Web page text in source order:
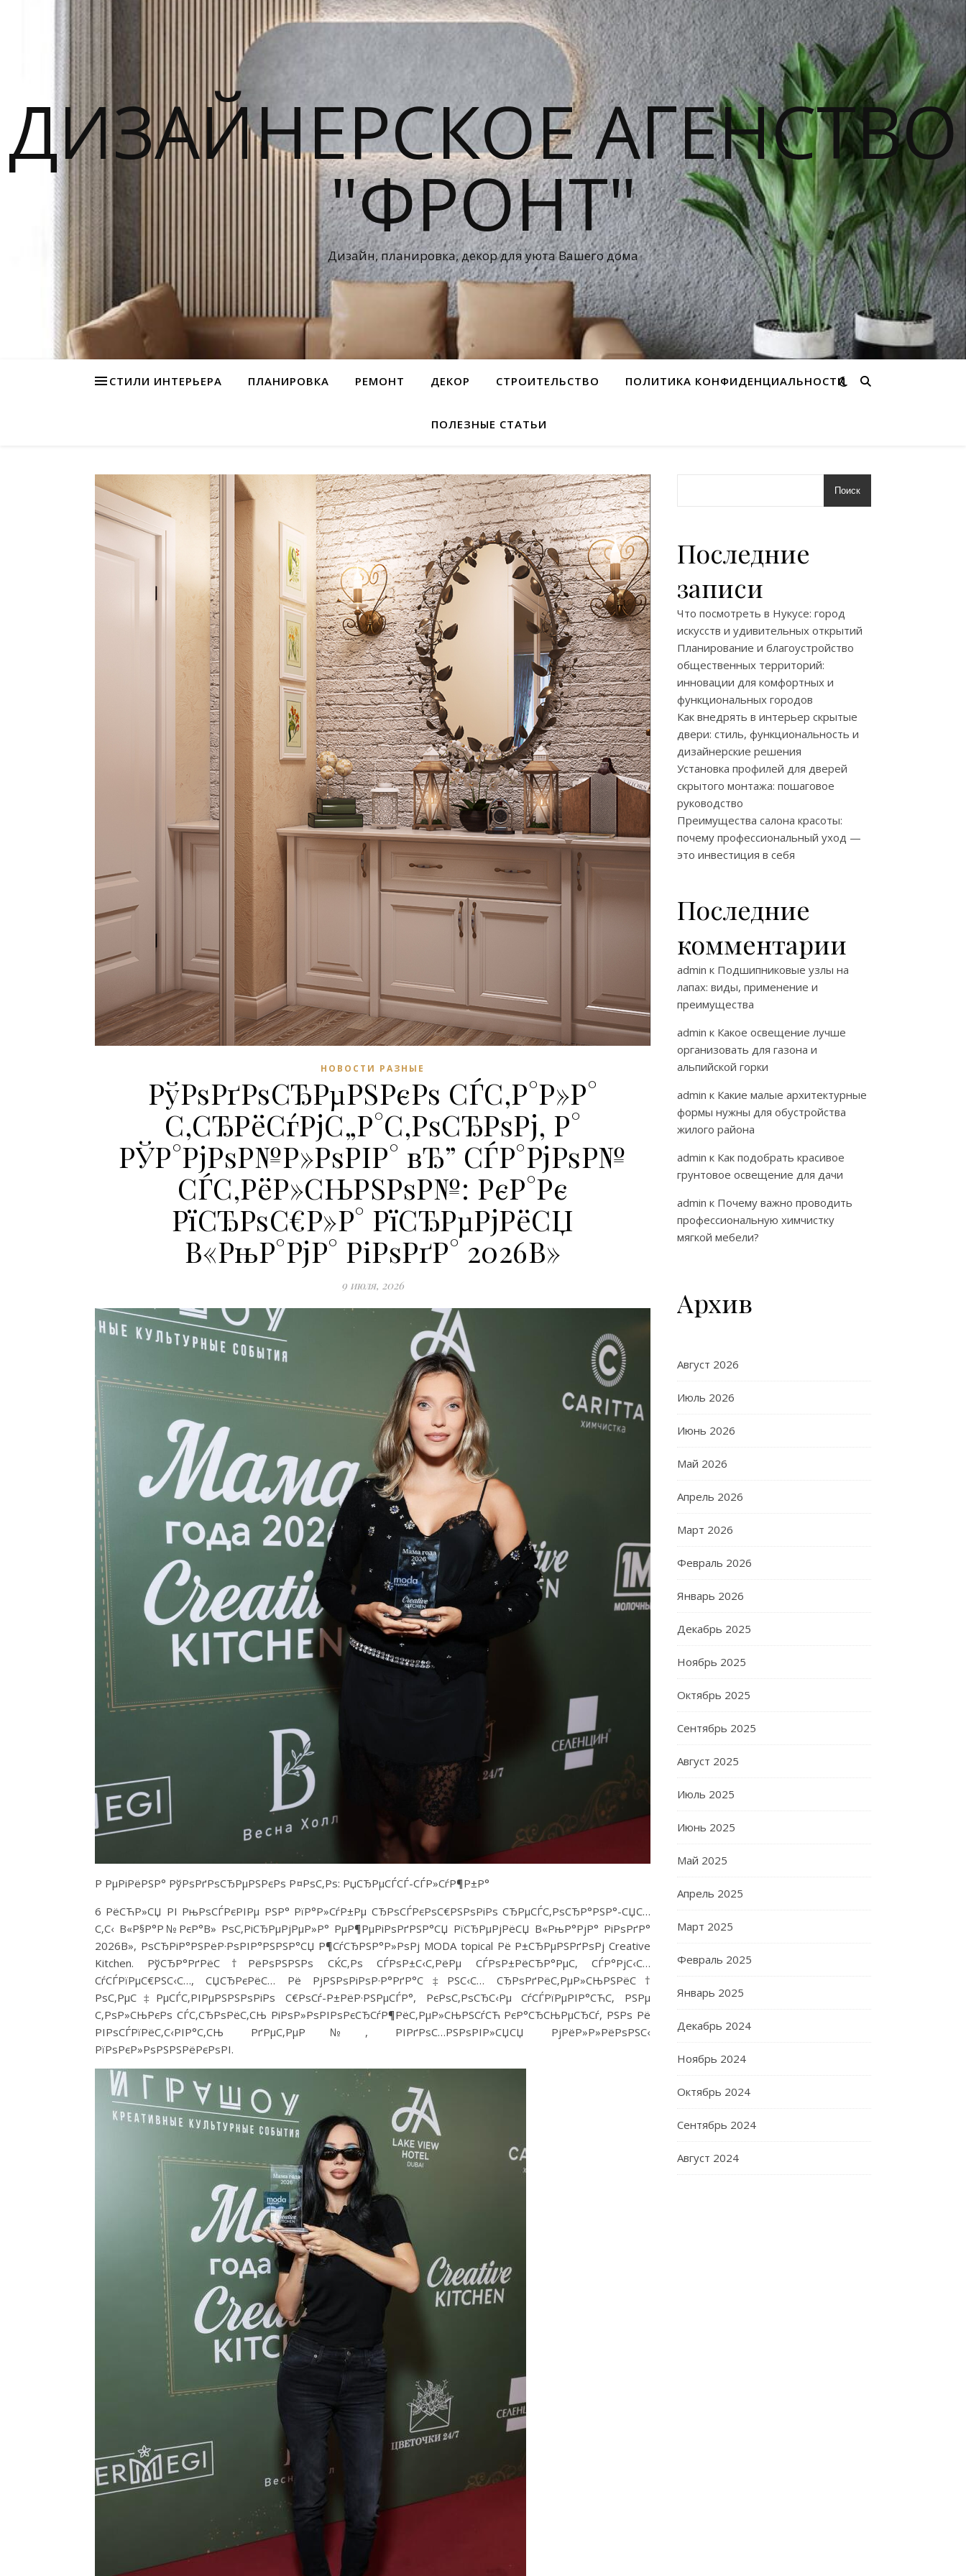
ДИЗАЙНЕРСКОЕ АГЕНСТВО
"ФРОНТ"
Дизайн, планировка, декор для уюта Вашего дома
СТИЛИ ИНТЕРЬЕРА ПЛАНИРОВКА РЕМОНТ ДЕКОР СТРОИТЕЛЬСТВО ПОЛИТИКА КОНФИДЕНЦИАЛЬНОСТИ
ПОЛЕЗНЫЕ СТАТЬИ
НОВОСТИ РАЗНЫЕ
РўРѕРґРѕСЂРµРЅРєРѕ СЃС‚Р°Р»Р°
С‚СЂРёСѓРјС„Р°С‚РѕСЂРѕРј, Р°
РЎР°РјРѕР№Р»РѕРІР° вЂ” СЃР°РјРѕР№
СЃС‚РёР»СЊРЅРѕР№: РєР°Рє
РїСЂРѕС€Р»Р° РїСЂРµРјРёСЏ
В«РњР°РјР° РіРѕРґР° 2026В»
9 июля, 2026
Р РµРіРёРЅР° РўРѕРґРѕСЂРµРЅРєРѕ Р¤РѕС‚Рѕ: РџСЂРµСЃСЃ-СЃР»СѓР¶Р±Р°
6 РёСЋР»СЏ РІ РњРѕСЃРєРІРµ РЅР° РїР°Р»СѓР±Рµ СЂРѕСЃРєРѕС€РЅРѕРіРѕ СЂРµСЃС‚РѕСЂР°РЅР°-СЏС…
С‚С‹ В«Р§Р°Р№РєР°В» РѕС‚РіСЂРµРјРµР»Р° РµР¶РµРіРѕРґРЅР°СЏ РїСЂРµРјРёСЏ В«РњР°РјР° РіРѕРґР°
2026В», РѕСЂРіР°РЅРёР·РѕРІР°РЅРЅР°СЏ Р¶СѓСЂРЅР°Р»РѕРј MODA topical Рё Р±СЂРµРЅРґРѕРј Creative
Kitchen. РўСЂР°РґРёС†РёРѕРЅРЅРѕ СЌС‚Рѕ СЃРѕР±С‹С‚РёРµ СЃРѕР±РёСЂР°РµС‚ СЃР°РјС‹С…
СѓСЃРїРµС€РЅС‹С…, СЏСЂРєРёС… Рё РјРЅРѕРіРѕР·Р°РґР°С‡РЅС‹С… СЂРѕРґРёС‚РµР»СЊРЅРёС†
РѕС‚РµС‡РµСЃС‚РІРµРЅРЅРѕРіРѕ С€РѕСѓ-Р±РёР·РЅРµСЃР°, РєРѕС‚РѕСЂС‹Рµ СѓСЃРїРµРІР°СЋС‚ РЅРµ
С‚РѕР»СЊРєРѕ СЃС‚СЂРѕРёС‚СЊ РіРѕР»РѕРІРѕРєСЂСѓР¶РёС‚РµР»СЊРЅСѓСЋ РєР°СЂСЊРµСЂСѓ, РЅРѕ Рё
РІРѕСЃРїРёС‚С‹РІР°С‚СЊ РґРµС‚РµР№, РІРґРѕС…РЅРѕРІР»СЏСЏ РјРёР»Р»РёРѕРЅС‹
РїРѕРєР»РѕРЅРЅРёРєРѕРІ.
Поиск
Последние
записи
Что посмотреть в Нукусе: город
искусств и удивительных открытий
Планирование и благоустройство
общественных территорий:
инновации для комфортных и
функциональных городов
Как внедрять в интерьер скрытые
двери: стиль, функциональность и
дизайнерские решения
Установка профилей для дверей
скрытого монтажа: пошаговое
руководство
Преимущества салона красоты:
почему профессиональный уход —
это инвестиция в себя
Последние
комментарии
admin к Подшипниковые узлы на
лапах: виды, применение и
преимущества
admin к Какое освещение лучше
организовать для газона и
альпийской горки
admin к Какие малые архитектурные
формы нужны для обустройства
жилого района
admin к Как подобрать красивое
грунтовое освещение для дачи
admin к Почему важно проводить
профессиональную химчистку
мягкой мебели?
Архив
Август 2026
Июль 2026
Июнь 2026
Май 2026
Апрель 2026
Март 2026
Февраль 2026
Январь 2026
Декабрь 2025
Ноябрь 2025
Октябрь 2025
Сентябрь 2025
Август 2025
Июль 2025
Июнь 2025
Май 2025
Апрель 2025
Март 2025
Февраль 2025
Январь 2025
Декабрь 2024
Ноябрь 2024
Октябрь 2024
Сентябрь 2024
Август 2024